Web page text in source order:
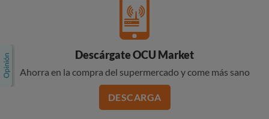
Descárgate OCU Market
Ahorra en la compra del supermercado y come más sano
DESCARGA